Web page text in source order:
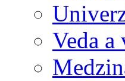
Veda a